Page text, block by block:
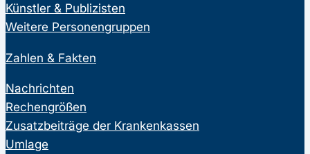
Künstler & Publizisten
Weitere Personengruppen
Zahlen & Fakten
Nachrichten
Rechengrößen
Zusatzbeiträge der Krankenkassen
Umlage